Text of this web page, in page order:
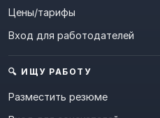
Цены/тарифы
Вход для работодателей
🔍 ИЩУ РАБОТУ
Разместить резюме